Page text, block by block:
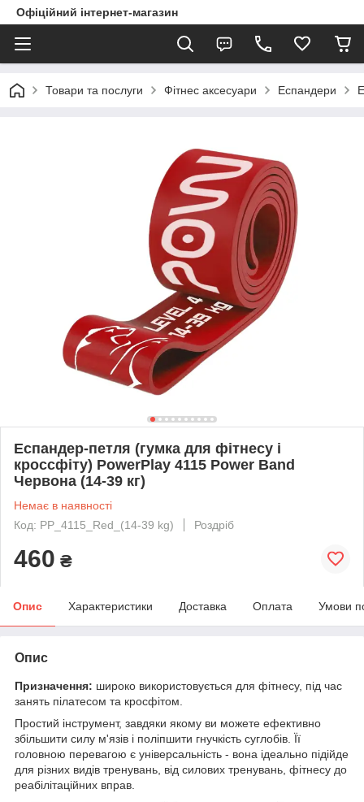
Офіційний інтернет-магазин
Товари та послуги Фітнес аксесуари Еспандери
Еспандер-петля (гумка для фітнесу і
кроссфіту) PowerPlay 4115 Power Band
Червона (14-39 кг)
Немає в наявності
Код: PP_4115_Red_(14-39 kg)
Роздріб
460 ₴
Опис Характеристики Доставка Оплата Умови
Опис
Призначення: широко використовується для фітнесу, під час
занять пілатесом та кросфітом.
Простий інструмент, завдяки якому ви можете ефективно
збільшити силу м'язів і поліпшити гнучкість суглобів. Її
головною перевагою є універсальність - вона ідеально підійде
для різних видів тренувань, від силових тренувань, фітнесу до
реабілітаційних вправ.